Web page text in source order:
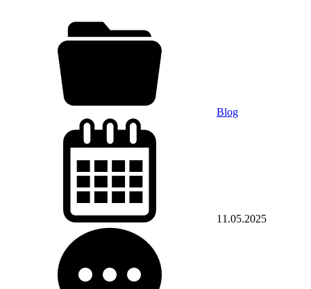
Blog
11.05.2025